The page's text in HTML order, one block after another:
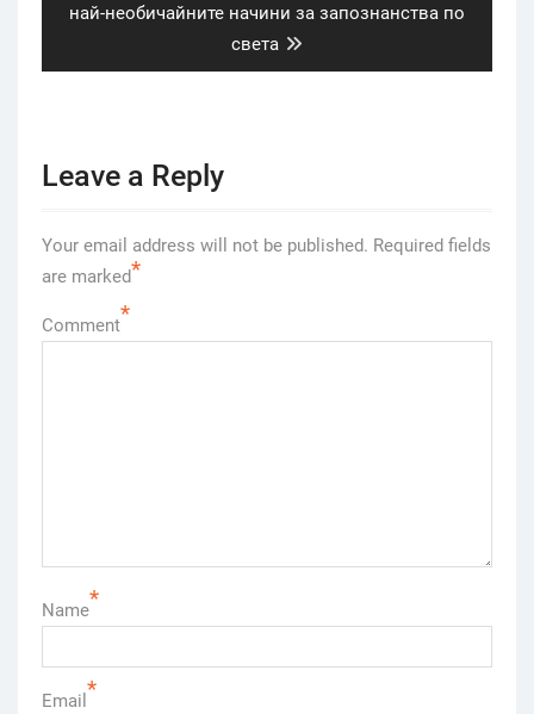
post:
най-необичайните начини за запознанства по
света
Leave a Reply
Your email address will not be published. Required fields
are marked*
Comment*
Name*
Email *